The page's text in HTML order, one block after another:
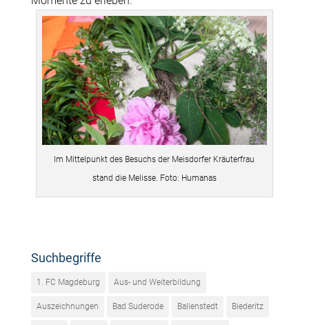
Im Mittelpunkt des Besuchs der Meisdorfer Kräuterfrau
stand die Melisse. Foto: Humanas
Suchbegriffe
1. FC Magdeburg Aus- und Weiterbildung
Auszeichnungen Bad Suderode Ballenstedt Biederitz